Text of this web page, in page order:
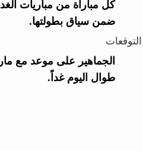
كل مباراة من مباريات
ضمن سياق بطولتها.
التوقعات
الجماهير على موعد مع
طوال اليوم غداً.